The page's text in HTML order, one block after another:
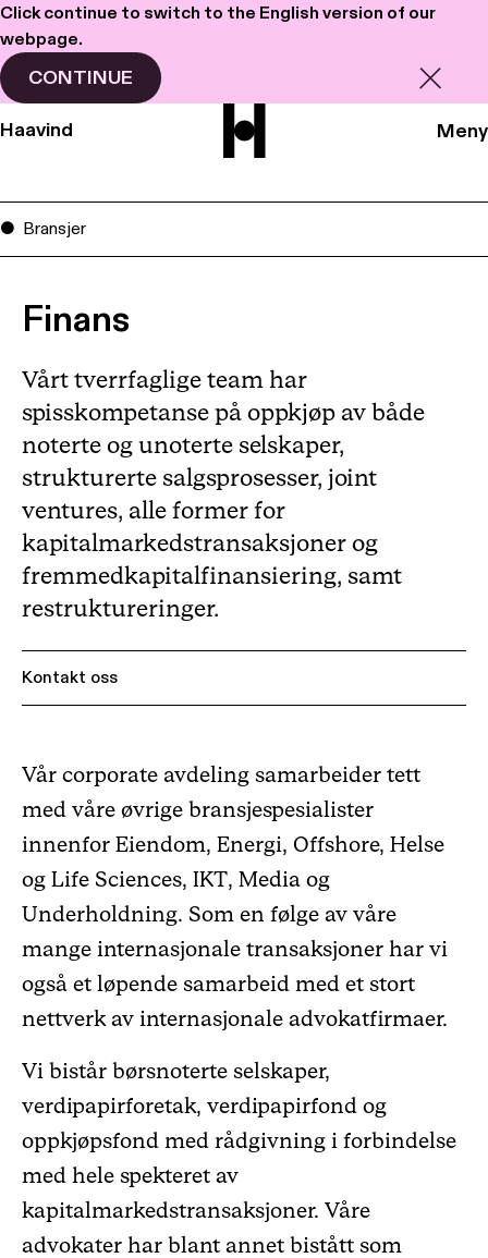
Click continue to switch to the English version of our
webpage.
CONTINUE
Haavind Meny
Bransjer
Finans
Vårt tverrfaglige team har
spisskompetanse på oppkjøp av både
noterte og unoterte selskaper,
strukturerte salgsprosesser, joint
ventures, alle former for
kapitalmarkedstransaksjoner og
fremmedkapitalfinansiering, samt
restruktureringer.
Kontakt oss
Vår corporate avdeling samarbeider tett
med våre øvrige bransjespesialister
innenfor Eiendom, Energi, Offshore, Helse
og Life Sciences, IKT, Media og
Underholdning. Som en følge av våre
mange internasjonale transaksjoner har vi
også et løpende samarbeid med et stort
nettverk av internasjonale advokatfirmaer.
Vi bistår børsnoterte selskaper,
verdipapirforetak, verdipapirfond og
oppkjøpsfond med rådgivning i forbindelse
med hele spekteret av
kapitalmarkedstransaksjoner. Våre
advokater har blant annet bistått som